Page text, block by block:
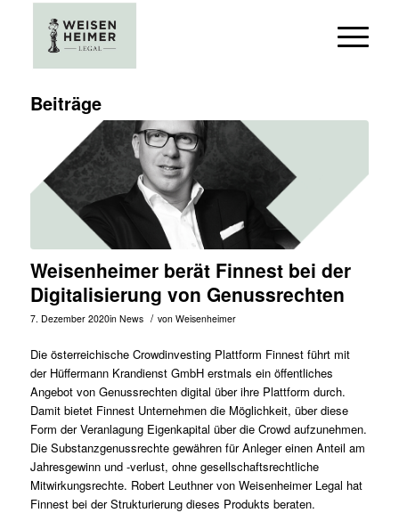
Beiträge
Weisenheimer berät Finnest bei der
Digitalisierung von Genussrechten
7. Dezember 2020in News / von Weisenheimer
Die österreichische Crowdinvesting Plattform Finnest führt mit
der Hüffermann Krandienst GmbH erstmals ein öffentliches
Angebot von Genussrechten digital über ihre Plattform durch.
Damit bietet Finnest Unternehmen die Möglichkeit, über diese
Form der Veranlagung Eigenkapital über die Crowd aufzunehmen.
Die Substanzgenussrechte gewähren für Anleger einen Anteil am
Jahresgewinn und -verlust, ohne gesellschaftsrechtliche
Mitwirkungsrechte. Robert Leuthnervon Weisenheimer Legal hat
Finnest bei der Strukturierung dieses Produkts beraten.